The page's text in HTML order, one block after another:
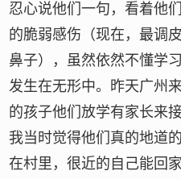
忍心说他们一句，看着他
的脆弱感伤（现在，最调
鼻子），虽然依然不懂学
发生在无形中。昨天广州
的孩子他们放学有家长来
我当时觉得他们真的地道
在村里，很近的自己能回